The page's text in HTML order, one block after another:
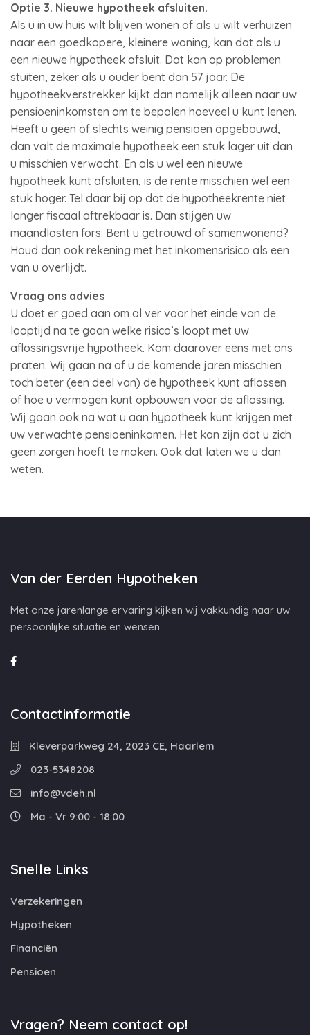
Optie 3. Nieuwe hypotheek afsluiten.
Als u in uw huis wilt blijven wonen of als u wilt verhuizen
naar een goedkopere, kleinere woning, kan dat als u
een nieuwe hypotheek afsluit. Dat kan op problemen
stuiten, zeker als u ouder bent dan 57 jaar. De
hypotheekverstrekker kijkt dan namelijk alleen naar uw
pensioeninkomsten om te bepalen hoeveel u kunt lenen.
Heeft u geen of slechts weinig pensioen opgebouwd,
dan valt de maximale hypotheek een stuk lager uit dan
u misschien verwacht. En als u wel een nieuwe
hypotheek kunt afsluiten, is de rente misschien wel een
stuk hoger. Tel daar bij op dat de hypotheekrente niet
langer fiscaal aftrekbaar is. Dan stijgen uw
maandlasten fors. Bent u getrouwd of samenwonend?
Houd dan ook rekening met het inkomensrisico als een
van u overlijdt.
Vraag ons advies
U doet er goed aan om al ver voor het einde van de
looptijd na te gaan welke risico’s loopt met uw
aflossingsvrije hypotheek. Kom daarover eens met ons
praten. Wij gaan na of u de komende jaren misschien
toch beter (een deel van) de hypotheek kunt aflossen
of hoe u vermogen kunt opbouwen voor de aflossing.
Wij gaan ook na wat u aan hypotheek kunt krijgen met
uw verwachte pensioeninkomen. Het kan zijn dat u zich
geen zorgen hoeft te maken. Ook dat laten we u dan
weten.
Van der Eerden Hypotheken
Met onze jarenlange ervaring kijken wij vakkundig naar uw
persoonlijke situatie en wensen.
Contactinformatie
Kleverparkweg 24, 2023 CE, Haarlem
023-5348208
info@vdeh.nl
Ma - Vr 9:00 - 18:00
Snelle Links
Verzekeringen
Hypotheken
Financiën
Pensioen
Vragen? Neem contact op!